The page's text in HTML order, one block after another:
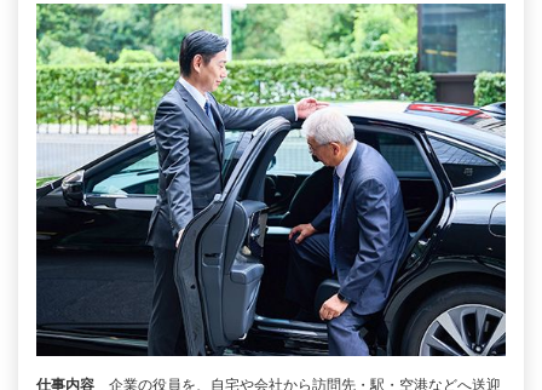
仕事内容
企業の役員を、自宅や会社から訪問先・駅・空港などへ送迎